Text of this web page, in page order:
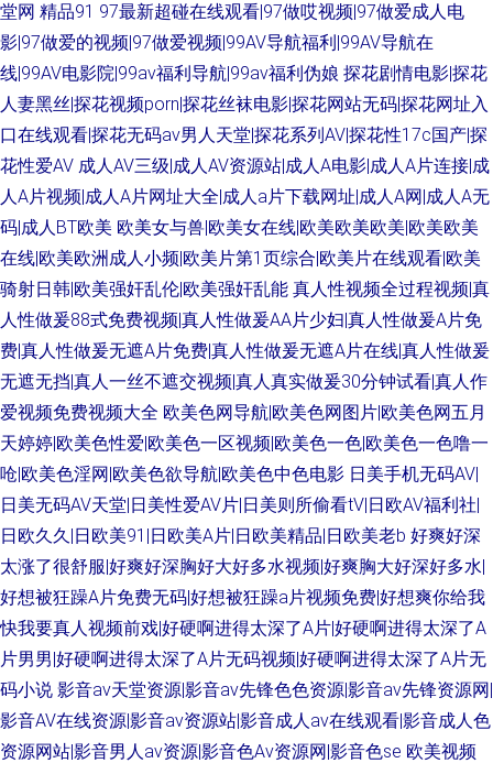
堂网 精品91 97最新超碰在线观看|97做哎视频|97做爱成人电
影|97做爱的视频|97做爱视频|99AV导航福利|99AV导航在
线|99AV电影院|99av福利导航|99av福利伪娘 探花剧情电影|探花
人妻黑丝|探花视频porn|探花丝袜电影|探花网站无码|探花网址入
口在线观看|探花无码av男人天堂|探花系列AV|探花性17c国产|探
花性爱AV 成人AV三级|成人AV资源站|成人A电影|成人A片连接|成
人A片视频|成人A片网址大全|成人a片下载网址|成人A网|成人A无
码|成人BT欧美 欧美女与兽|欧美女在线|欧美欧美欧美|欧美欧美
在线|欧美欧洲成人小频|欧美片第1页综合|欧美片在线观看|欧美
骑射日韩|欧美强奸乱伦|欧美强奸乱能 真人性视频全过程视频|真
人性做爰88式免费视频|真人性做爰AA片少妇|真人性做爰A片免
费|真人性做爰无遮A片免费|真人性做爰无遮A片在线|真人性做爰
无遮无挡|真人一丝不遮交视频|真人真实做爰30分钟试看|真人作
爱视频免费视频大全 欧美色网导航|欧美色网图片|欧美色网五月
天婷婷|欧美色性爱|欧美色一区视频|欧美色一色|欧美色一色噜一
呛|欧美色淫网|欧美色欲导航|欧美色中色电影 日美手机无码AV|
日美无码AV天堂|日美性爱AV片|日美则所偷看tV|日欧AV福利社|
日欧久久|日欧美91|日欧美A片|日欧美精品|日欧美老b 好爽好深
太涨了很舒服|好爽好深胸好大好多水视频|好爽胸大好深好多水|
好想被狂躁A片免费无码|好想被狂躁a片视频免费|好想爽你给我
快我要真人视频前戏|好硬啊进得太深了A片|好硬啊进得太深了A
片男男|好硬啊进得太深了A片无码视频|好硬啊进得太深了A片无
码小说 影音av天堂资源|影音av先锋色色资源|影音av先锋资源网|
影音AV在线资源|影音av资源站|影音成人av在线观看|影音成人色
资源网站|影音男人av资源|影音色Av资源网|影音色se 欧美视频